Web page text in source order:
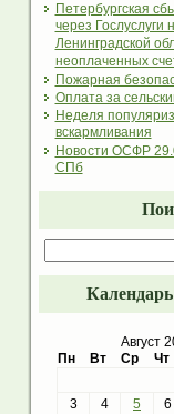
Петербургская
через
Ленинградской
неоплаченных
Пожарная
Оплата за
Неделя
вскармливания
Новости ОСФР
СПб
Август
Пн
Вт Ср Чт
3
4 5 6